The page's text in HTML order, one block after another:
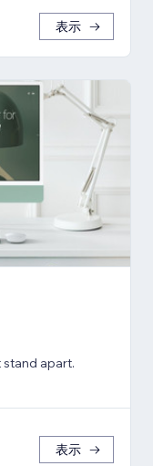
表示
apart.
表示